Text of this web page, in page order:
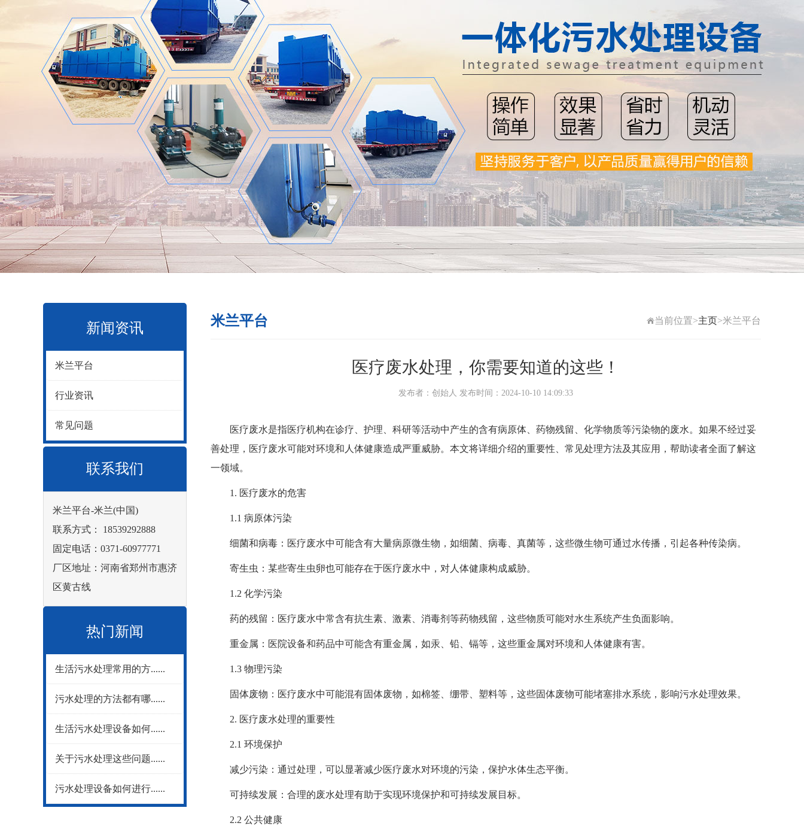
新闻资讯
米兰平台
行业资讯
常见问题
联系我们
米兰平台-米兰(中国)
联系方式： 18539292888
固定电话：0371-60977771
厂区地址：河南省郑州市惠济
区黄古线
热门新闻
生活污水处理常用的方......
污水处理的方法都有哪......
生活污水处理设备如何......
关于污水处理这些问题......
污水处理设备如何进行......
米兰平台 当前位置>主页>米兰平台
医疗废水处理，你需要知道的这些！
发布者：创始人 发布时间：2024-10-10 14:09:33
医疗废水是指医疗机构在诊疗、护理、科研等活动中产生的含有病原体、药物残留、化学物质等污染物的废水。如果不经过妥
善处理，医疗废水可能对环境和人体健康造成严重威胁。本文将详细介绍的重要性、常见处理方法及其应用，帮助读者全面了解这
一领域。
1. 医疗废水的危害
1.1 病原体污染
细菌和病毒：医疗废水中可能含有大量病原微生物，如细菌、病毒、真菌等，这些微生物可通过水传播，引起各种传染病。
寄生虫：某些寄生虫卵也可能存在于医疗废水中，对人体健康构成威胁。
1.2 化学污染
药的残留：医疗废水中常含有抗生素、激素、消毒剂等药物残留，这些物质可能对水生系统产生负面影响。
重金属：医院设备和药品中可能含有重金属，如汞、铅、镉等，这些重金属对环境和人体健康有害。
1.3 物理污染
固体废物：医疗废水中可能混有固体废物，如棉签、绷带、塑料等，这些固体废物可能堵塞排水系统，影响污水处理效果。
2. 医疗废水处理的重要性
2.1 环境保护
减少污染：通过处理，可以显著减少医疗废水对环境的污染，保护水体生态平衡。
可持续发展：合理的废水处理有助于实现环境保护和可持续发展目标。
2.2 公共健康